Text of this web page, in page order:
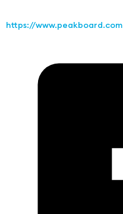
https://www.peakboard.com